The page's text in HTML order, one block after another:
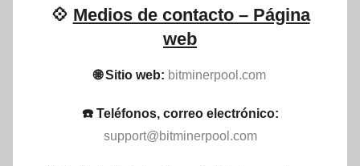
💠 Medios de contacto – Página
web
🌐 Sitio web: bitminerpool.com
☎️ Teléfonos, correo electrónico:
support@bitminerpool.com